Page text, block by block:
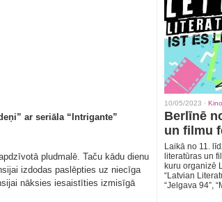
ar seriāla “Intrigante”
pludmalē. Taču kādu dienu
izdodas paslēpties uz niecīga
nāksies iesaistīties izmisīgā
10/05/2023 · Kino
Berlīnē
un filmu
Laikā no 11.
literatūras un
kuru organizē
“Latvian
“Jelgava 94”,